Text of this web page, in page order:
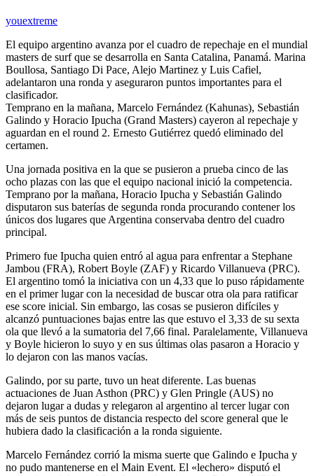
youextreme
El equipo argentino avanza por el cuadro de repechaje en el mundial
masters de surf que se desarrolla en Santa Catalina, Panamá. Marina
Boullosa, Santiago Di Pace, Alejo Martinez y Luis Cafiel,
adelantaron una ronda y aseguraron puntos importantes para el
clasificador.
Temprano en la mañana, Marcelo Fernández (Kahunas), Sebastián
Galindo y Horacio Ipucha (Grand Masters) cayeron al repechaje y
aguardan en el round 2. Ernesto Gutiérrez quedó eliminado del
certamen.
Una jornada positiva en la que se pusieron a prueba cinco de las
ocho plazas con las que el equipo nacional inició la competencia.
Temprano por la mañana, Horacio Ipucha y Sebastián Galindo
disputaron sus baterías de segunda ronda procurando contener los
únicos dos lugares que Argentina conservaba dentro del cuadro
principal.
Primero fue Ipucha quien entró al agua para enfrentar a Stephane
Jambou (FRA), Robert Boyle (ZAF) y Ricardo Villanueva (PRC).
El argentino tomó la iniciativa con un 4,33 que lo puso rápidamente
en el primer lugar con la necesidad de buscar otra ola para ratificar
ese score inicial. Sin embargo, las cosas se pusieron difíciles y
alcanzó puntuaciones bajas entre las que estuvo el 3,33 de su sexta
ola que llevó a la sumatoria del 7,66 final. Paralelamente, Villanueva
y Boyle hicieron lo suyo y en sus últimas olas pasaron a Horacio y
lo dejaron con las manos vacías.
Galindo, por su parte, tuvo un heat diferente. Las buenas
actuaciones de Juan Asthon (PRC) y Glen Pringle (AUS) no
dejaron lugar a dudas y relegaron al argentino al tercer lugar con
más de seis puntos de distancia respecto del score general que le
hubiera dado la clasificación a la ronda siguiente.
Marcelo Fernández corrió la misma suerte que Galindo e Ipucha y
no pudo mantenerse en el Main Event. El «lechero» disputó el